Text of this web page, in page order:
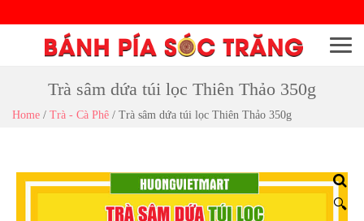
Menu
Trà sâm dứa túi lọc Thiên Thảo 350g
Home / Trà - Cà Phê / Trà sâm dứa túi lọc Thiên Thảo 350g
🔍